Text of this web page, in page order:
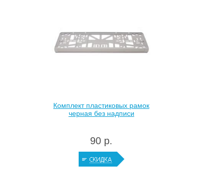
Комплект пластиковых рамок
черная без надписи
90 р.